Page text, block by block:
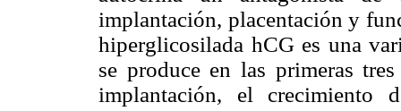
implantación, placentación y
hiperglicosilada hCG es una
se produce en las primeras
implantación, el crecimiento